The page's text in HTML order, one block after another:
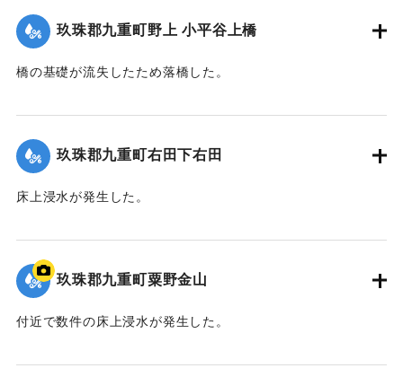
2020/7/6｜固有コード:01215071
玖珠郡九重町野上 小平谷上橋
橋の基礎が流失したため落橋した。
2020/7/6｜固有コード:01215072
玖珠郡九重町右田下右田
床上浸水が発生した。
2020/7/6｜固有コード:01215065
玖珠郡九重町粟野金山
付近で数件の床上浸水が発生した。
｜固有コード:01215066